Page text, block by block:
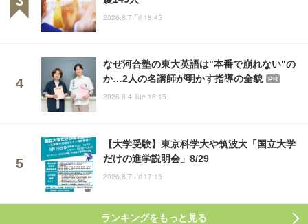
2026.8.7 Fri 18:45
なぜ河合塾の東大英語は"本番で崩れない"の
か…2人の名講師が明かす指導の全貌
PR
2026.8.4 Tue 18:15
【大学受験】東京科学大や筑波大「国立大学
だけの進学説明会」8/29
2026.8.7 Fri 17:15
ランキングをもっと見る